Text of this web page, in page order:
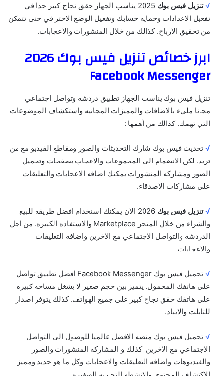
√ تنزيل فيس بوك
2025 يناسب الجهاز حقق نجاح كبير جدا في
تفعيل الاعدادات وحمايه حسابك وتفعيل الوضع الاحترافي حتى تتمكن
من تحقيق الارباح. كذالك من خلال المنشورات والاعجابات.
ابرز خصائص تنزيل فيس بوك 2026
Facebook Messenger
تنزيل فيس بوك يناسب الجهاز تطبيق دردشه وتواصل اجتماعي
مجانا مليء بالاضافات والمميزات المجانيه واستكشاف الموضوعات
التي تهمك. كذالك من أهمها :
√ تحديث فيس بوك شارك التحديثات والصور ومقاطع الفيديو مع من
تريد. لكن الانضمام الى المجموعات والاعجاب بصفحات وتحميل
الصور ومشاركه المنشورات يمكنك اضافه الاعجابات والتعليقات
على مشاركات الاصدقاء.
√ تنزيل فيس بوك
2026 الان يمكنك استخدام افضل طريقه للبيع
والشراء من خلال المتجر Marketplace والاستفاده الكبيره. من اجل
الدردشه والتواصل الاجتماعي مع الاخرين واضافه التعليقات
والاعجابات.
√
تحميل فيس بوك Facebook Messenger افضل تطبيق تواصل
على هاتفك المحمول. يتميز بين حجم صغير لا يشغل مساحه كبيره
على هاتفك حقق نجاح كبير على جميع الهواتف. كذلك يتوفر اصدار
للتابلت والايباد.
√ تحميل فيس بوك منصه الافضل عالميا للوصول الى التواصل
الاجتماعي مع الاخرين. كذلك و المشاركه المنشورات والصور
والفيديوهات واضافه التعليقات والاعجابات وكل ما هو جديد ومميز